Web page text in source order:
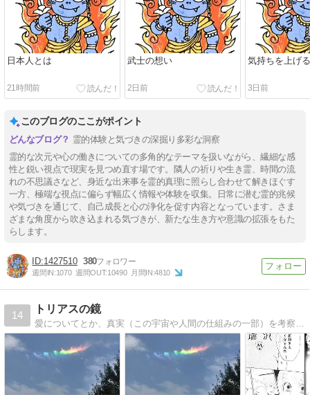
日本人とは
21時間前
武士の想い
2日前
気持ちを上げ
3日前
このブログのここがポイント
霊的体験と気づきの深掘り多彩な洞察
霊的な次元や心の働きについての多角的なテーマを扱いながら、繊細な感
性と鋭い視点で現実を見つめ直す場です。隣人の祈りや生き霊、時間の流
れの不思議さなど、身近な出来事を霊的真理に照らし合わせて解きほぐす
一方、極端な視点に偏らず幅広く情報や体験を収集。日常に潜む霊的兆候
や気づきを通じて、自己成長と心の浄化を促す内容となっています。さま
ざまな角度から吹き込まれる気づきが、新たな生き方や意識の拡張をもた
らします。
1427510 380
週間IN:1070 週間OUT:10490 月間IN:4810
14
トリアスの鏡
愛についてとか、真実（この宇宙や人間の仕組みの一部）を考察していきます